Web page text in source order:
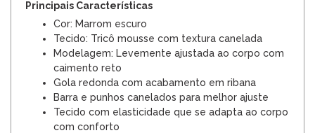
Principais Características
Cor: Marrom escuro
Tecido: Tricô mousse com textura canelada
Modelagem: Levemente ajustada ao corpo com
caimento reto
Gola redonda com acabamento em ribana
Barra e punhos canelados para melhor ajuste
Tecido com elasticidade que se adapta ao corpo
com conforto